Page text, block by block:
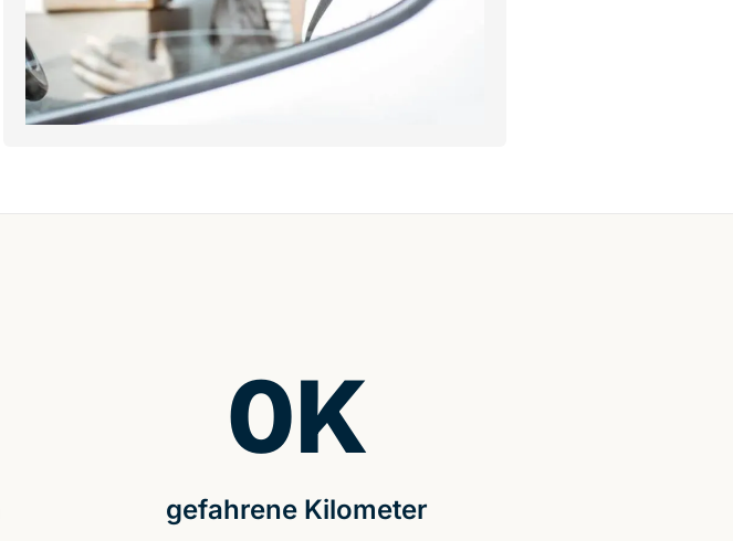
gefahrene Kilometer
0K